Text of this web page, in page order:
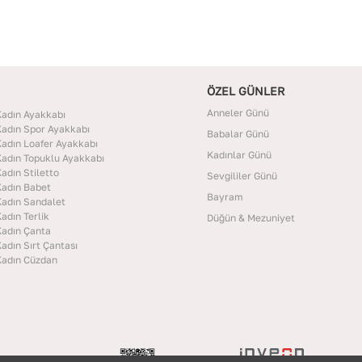
Ayakkabı
Spor Ayakkabı
Loafer Ayakkabı
Topuklu Ayakkabı
Stiletto
Babet
Sandalet
Terlik
Çanta
Sırt Çantası
Cüzdan
ÖZEL GÜNLER
Anneler Günü
Babalar Günü
Kadınlar Günü
Sevgililer Günü
Bayram
Düğün & Mezuniyet